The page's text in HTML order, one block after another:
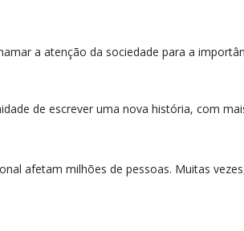
a atenção da sociedade para a
de escrever uma nova história, com
afetam milhões de pessoas. Muitas